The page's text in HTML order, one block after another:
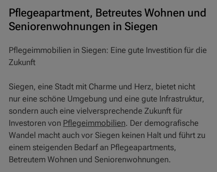
Pflegeapartment, Betreutes Wohnen und
Seniorenwohnungen in Siegen
Pflegeimmobilien in Siegen: Eine gute Investition für die
Zukunft
Siegen, eine Stadt mit Charme und Herz, bietet nicht
nur eine schöne Umgebung und eine gute Infrastruktur,
sondern auch eine vielversprechende Zukunft für
Investoren von Pflegeimmobilien. Der demografische
Wandel macht auch vor Siegen keinen Halt und führt zu
einem steigenden Bedarf an Pflegeapartments,
Betreutem Wohnen und Seniorenwohnungen.